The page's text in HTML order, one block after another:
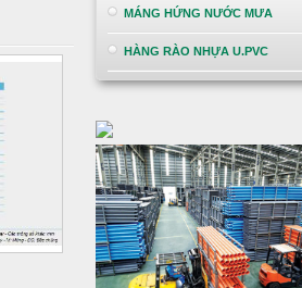
MÁNG HỨNG NƯỚC MƯA
HÀNG RÀO NHỰA U.PVC